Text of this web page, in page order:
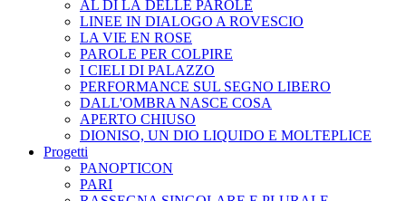
AL DI LÀ DELLE PAROLE
LINEE IN DIALOGO A ROVESCIO
LA VIE EN ROSE
PAROLE PER COLPIRE
I CIELI DI PALAZZO
PERFORMANCE SUL SEGNO LIBERO
DALL'OMBRA NASCE COSA
APERTO CHIUSO
DIONISO, UN DIO LIQUIDO E MOLTEPLICE
Progetti
PANOPTICON
PARI